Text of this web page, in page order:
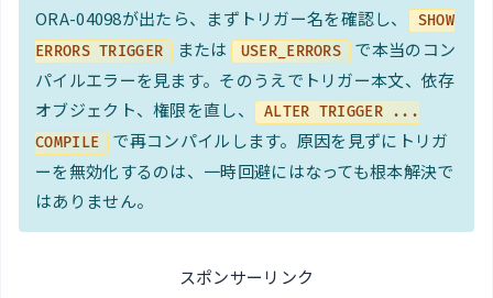
ORA-04098が出たら、まずトリガー名を確認し、
SHOW
ERRORS TRIGGER
または USER_ERRORS
で本当のコン
パイルエラーを見ます。そのうえでトリガー本文、依存
オブジェクト、権限を直し、
ALTER TRIGGER ...
COMPILE
で再コンパイルします。原因を見ずにトリガ
ーを無効化するのは、一時回避にはなっても根本解決で
はありません。
スポンサーリンク